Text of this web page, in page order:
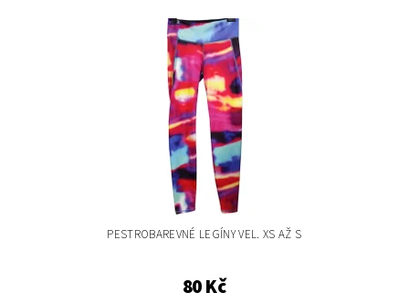
PESTROBAREVNÉ LEGÍNY VEL. XS AŽ S
80 Kč